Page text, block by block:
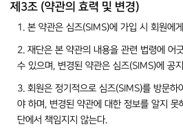
제3조 (약관의 효력 및 변경)
1. 본 약관은 심즈(SIMS)에 가입 시 회원에
2. 재단은 본 약관의 내용을 관련 법령에 어
수 있으며, 변경된 약관은 심즈(SIMS)에 공
3. 회원은 정기적으로 심즈(SIMS)를 방문하
야 하며, 변경된 약관에 대한 정보를 알지 못
단에서 책임지지 않는다.